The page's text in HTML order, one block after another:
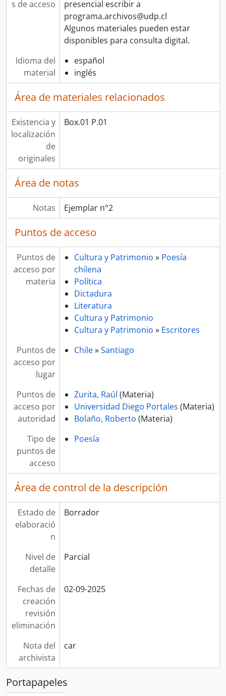
s de acceso
presencial escribir a
programa.archivos@udp.cl
Algunos materiales pueden estar
disponibles para consulta digital.
Idioma del
material
español
inglés
Área de materiales relacionados
Existencia y
localización
de
originales
Box.01 P.01
Área de notas
Notas Ejemplar n°2
Puntos de acceso
Puntos de
acceso por
materia
Cultura y Patrimonio » Poesía
chilena
Política
Dictadura
Literatura
Cultura y Patrimonio
Cultura y Patrimonio » Escritores
Puntos de
acceso por
lugar
Chile»Santiago
Puntos de
acceso por
autoridad
Zurita, Raúl (Materia)
Universidad Diego Portales (Materia)
Bolaño, Roberto (Materia)
Tipo de
puntos de
acceso
Poesía
Área de control de la descripción
Estado de
elaboració
n
Borrador
Nivel de
detalle
Parcial
Fechas de
creación
revisión
eliminación
02-09-2025
Nota del
archivista
car
Portapapeles